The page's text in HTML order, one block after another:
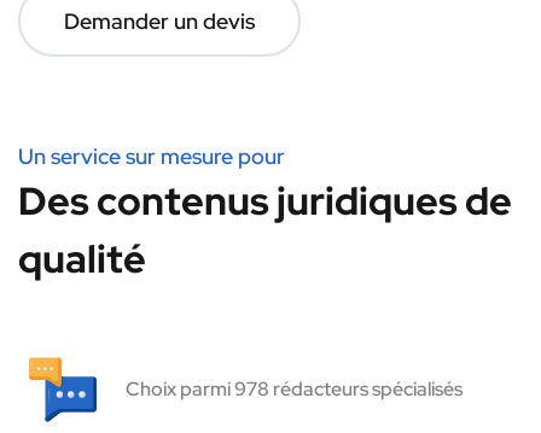
Demander un devis
Un service sur mesure pour
Des contenus juridiques de
qualité
Choix parmi 978 rédacteurs spécialisés